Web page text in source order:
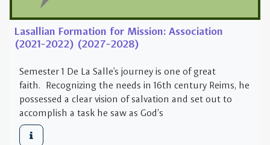
possessed a clear vision of salvation and set out to
accomplish a task he saw as God’s